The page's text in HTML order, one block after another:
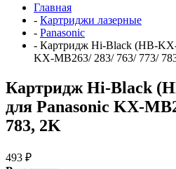
Главная
- Картриджи лазерные
- Panasonic
- Картридж Hi-Black (HB-
KX-MB263/ 283/ 763/ 773/
Картридж Hi-Black
для Panasonic KX-
783, 2K
493 ₽